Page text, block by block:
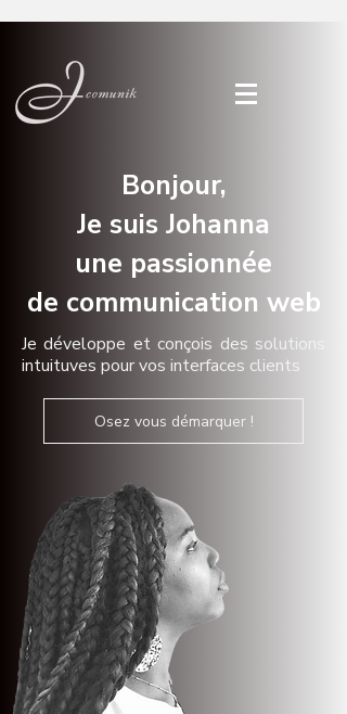
Bonjour,
Je suis Johanna
une passionnée
de communication web
Je développe et conçois des solutions
intuituves pour vos interfaces clients
Osez vous démarquer !